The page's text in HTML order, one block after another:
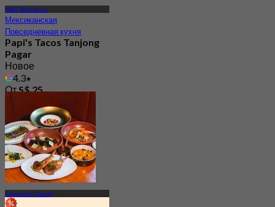
MRT Максвелл
Мексиканская
Повседневная кухня
Papi's Tacos Tanjong
Pagar
Новое
4.3
ОтS$ 25
Танджонг Пагар